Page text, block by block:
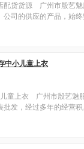
配货货源 广州市殷艺魅
司的供应的产品，始
中小儿童上衣
童上衣 广州市殷艺魅
批发，经过多年的经营